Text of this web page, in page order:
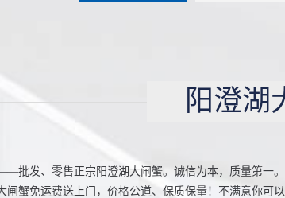
阳澄湖
发、零售正宗阳澄湖大闸蟹。诚信为本，质量第一。
闸蟹免运费送上门，价格公道、保质保量！不满意你